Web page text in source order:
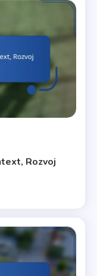
Rozvoj